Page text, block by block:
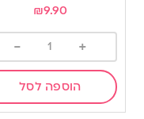
₪9.90
+
-
הוספה לסל